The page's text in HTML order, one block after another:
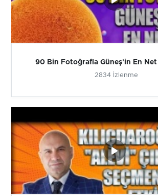
90 Bin Fotoğrafla Güneş'in En
2834 İzlenme